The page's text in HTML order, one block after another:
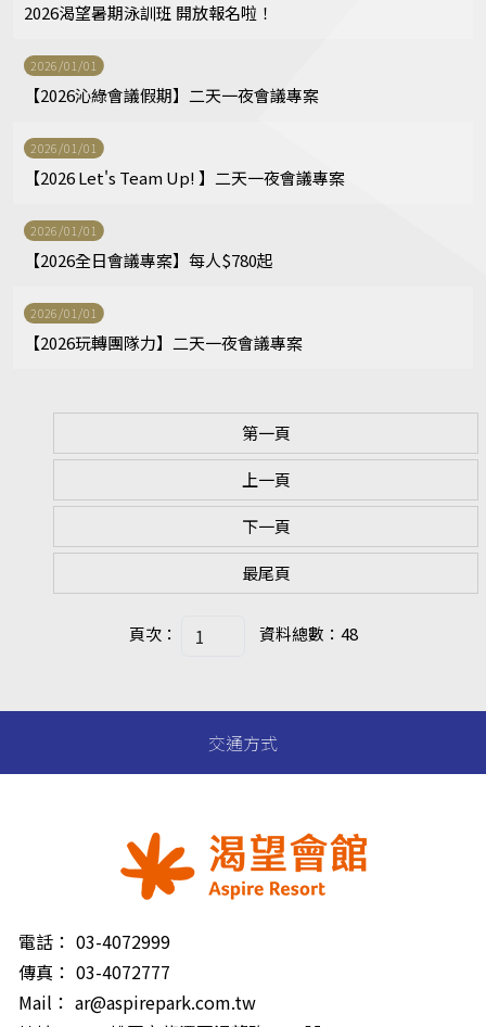
2026渴望暑期泳訓班 開放報名啦！
2026/01/01
【2026沁綠會議假期】二天一夜會議專案
2026/01/01
【2026 Let's Team Up! 】二天一夜會議專案
2026/01/01
【2026全日會議專案】每人$780起
2026/01/01
【2026玩轉團隊力】二天一夜會議專案
第一頁
上一頁
下一頁
最尾頁
頁次： 資料總數：48
交通方式
電話： 03-4072999
傳真： 03-4072777
Mail： ar@aspirepark.com.tw